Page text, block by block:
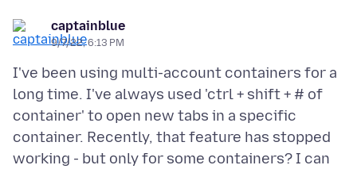
captainblue
9/7/22, 6:13 PM
I've been using multi-account containers for a
long time. I've always used 'ctrl + shift + # of
container' to open new tabs in a specific
container. Recently, that feature has stopped
working - but only for some containers? I can